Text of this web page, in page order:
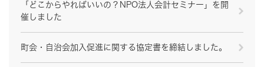
「どこからやればいいの？NPO法人会計セミナー」を開
催しました
町会・自治会加入促進に関する協定書を締結しました。